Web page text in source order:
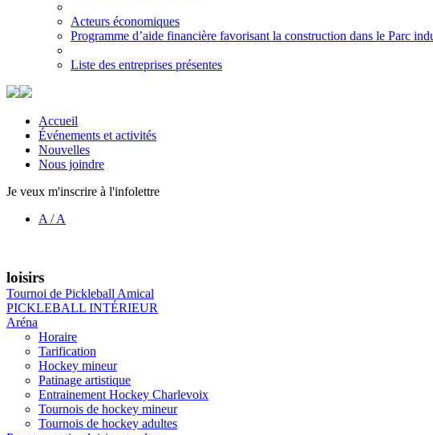
Acteurs économiques
Programme d’aide financière favorisant la construction dans le Parc
Liste des entreprises présentes
Accueil
Événements et activités
Nouvelles
Nous joindre
Je veux m'inscrire à l'infolettre
A /A
loisirs
Tournoi de Pickleball Amical
PICKLEBALL INTÉRIEUR
Aréna
Horaire
Tarification
Hockey mineur
Patinage artistique
Entrainement Hockey Charlevoix
Tournois de hockey mineur
Tournois de hockey adultes